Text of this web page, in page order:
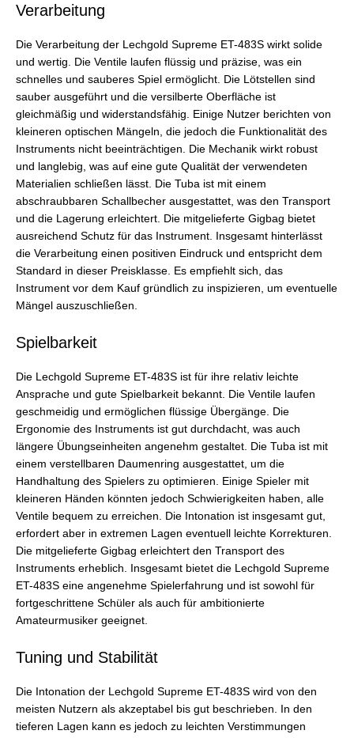
Verarbeitung
Die Verarbeitung der Lechgold Supreme ET-483S wirkt solide
und wertig. Die Ventile laufen flüssig und präzise, was ein
schnelles und sauberes Spiel ermöglicht. Die Lötstellen sind
sauber ausgeführt und die versilberte Oberfläche ist
gleichmäßig und widerstandsfähig. Einige Nutzer berichten von
kleineren optischen Mängeln, die jedoch die Funktionalität des
Instruments nicht beeinträchtigen. Die Mechanik wirkt robust
und langlebig, was auf eine gute Qualität der verwendeten
Materialien schließen lässt. Die Tuba ist mit einem
abschraubbaren Schallbecher ausgestattet, was den Transport
und die Lagerung erleichtert. Die mitgelieferte Gigbag bietet
ausreichend Schutz für das Instrument. Insgesamt hinterlässt
die Verarbeitung einen positiven Eindruck und entspricht dem
Standard in dieser Preisklasse. Es empfiehlt sich, das
Instrument vor dem Kauf gründlich zu inspizieren, um eventuelle
Mängel auszuschließen.
Spielbarkeit
Die Lechgold Supreme ET-483S ist für ihre relativ leichte
Ansprache und gute Spielbarkeit bekannt. Die Ventile laufen
geschmeidig und ermöglichen flüssige Übergänge. Die
Ergonomie des Instruments ist gut durchdacht, was auch
längere Übungseinheiten angenehm gestaltet. Die Tuba ist mit
einem verstellbaren Daumenring ausgestattet, um die
Handhaltung des Spielers zu optimieren. Einige Spieler mit
kleineren Händen könnten jedoch Schwierigkeiten haben, alle
Ventile bequem zu erreichen. Die Intonation ist insgesamt gut,
erfordert aber in extremen Lagen eventuell leichte Korrekturen.
Die mitgelieferte Gigbag erleichtert den Transport des
Instruments erheblich. Insgesamt bietet die Lechgold Supreme
ET-483S eine angenehme Spielerfahrung und ist sowohl für
fortgeschrittene Schüler als auch für ambitionierte
Amateurmusiker geeignet.
Tuning und Stabilität
Die Intonation der Lechgold Supreme ET-483S wird von den
meisten Nutzern als akzeptabel bis gut beschrieben. In den
tieferen Lagen kann es jedoch zu leichten Verstimmungen